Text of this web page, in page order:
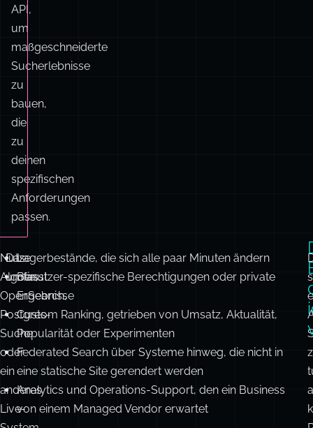
API,
um
maßgeschneiderte
Sucherlebnisse
zu
bauen,
die
zu
deinen
spezifischen
Anforderungen
passen.
Nutze
Algolia,
OpenSearch,
Postgres-
Suche
oder
ein
anderes
Live-
Das
umfasst:
Lagerbestände, die sich alle paar Minuten ändern
Benutzer-spezifische Berechtigungen oder private
Ergebnisse
Custom Ranking, getrieben von Umsatz, Aktualität,
Popularität oder Experimenten
Federated Search über Systeme hinweg, die nicht in
eine statische Site gerendert werden
Analytics und Operations-Support, den ein Business
von einem Managed Vendor erwartet